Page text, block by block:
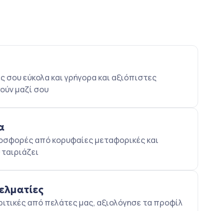
σου εύκολα και γρήγορα και αξιόπιστες
μαζί σου
από κορυφαίες μεταφορικές και
από πελάτες μας, αξιολόγησε τα προφίλ